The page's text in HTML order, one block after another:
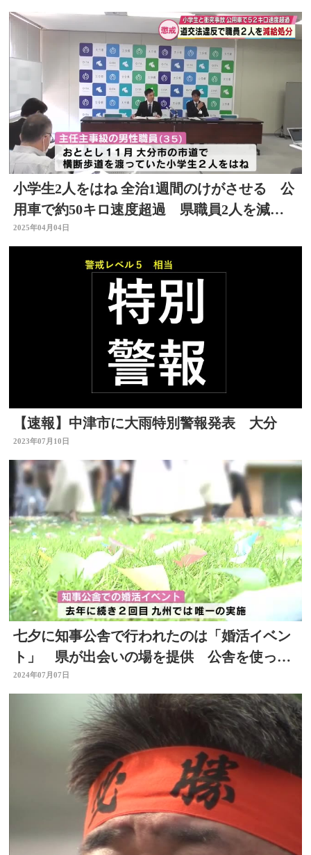
小学生2人をはね 全治1週間のけがさせる 公
用車で約50キロ速度超過 県職員2人を減給
処分 大分
2025年04月04日
【速報】中津市に大雨特別警報発表 大分
2023年07月10日
七夕に知事公舎で行われたのは「婚活イベン
ト」 県が出会いの場を提供 公舎を使った
のは九州で唯一 大分
2024年07月07日